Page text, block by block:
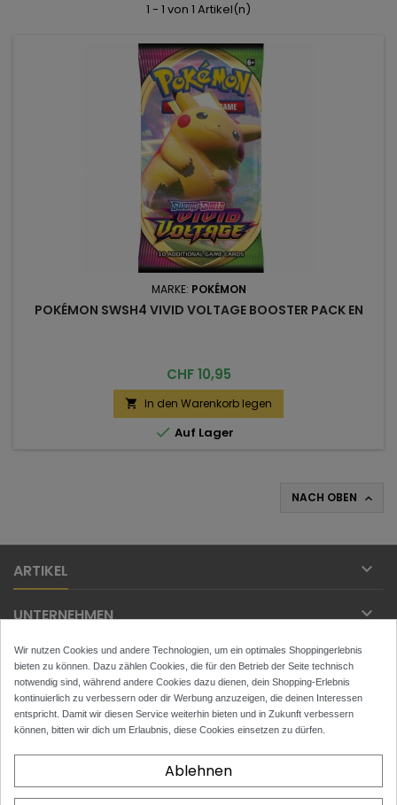
1 - 1 von 1 Artikel(n)
MARKE: POKÉMON
POKÉMON SWSH4 VIVID VOLTAGE BOOSTER PACK EN
Preis
CHF 10,95
 In den Warenkorb legen
 Auf Lager
NACH OBEN 
ARTIKEL 
UNTERNEHMEN 
IHR KONTO 
KONTAKT 
NEWSLETTER
Wir nutzen Cookies und andere Technologien, um ein optimales Shoppingerlebnis
bieten zu können. Dazu zählen Cookies, die für den Betrieb der Seite technisch
notwendig sind, während andere Cookies dazu dienen, dein Shopping-Erlebnis
kontinuierlich zu verbessern oder dir Werbung anzuzeigen, die deinen Interessen
entspricht. Damit wir diesen Service weiterhin bieten und in Zukunft verbessern
können, bitten wir dich um Erlaubnis, diese Cookies einsetzen zu dürfen.
Ablehnen